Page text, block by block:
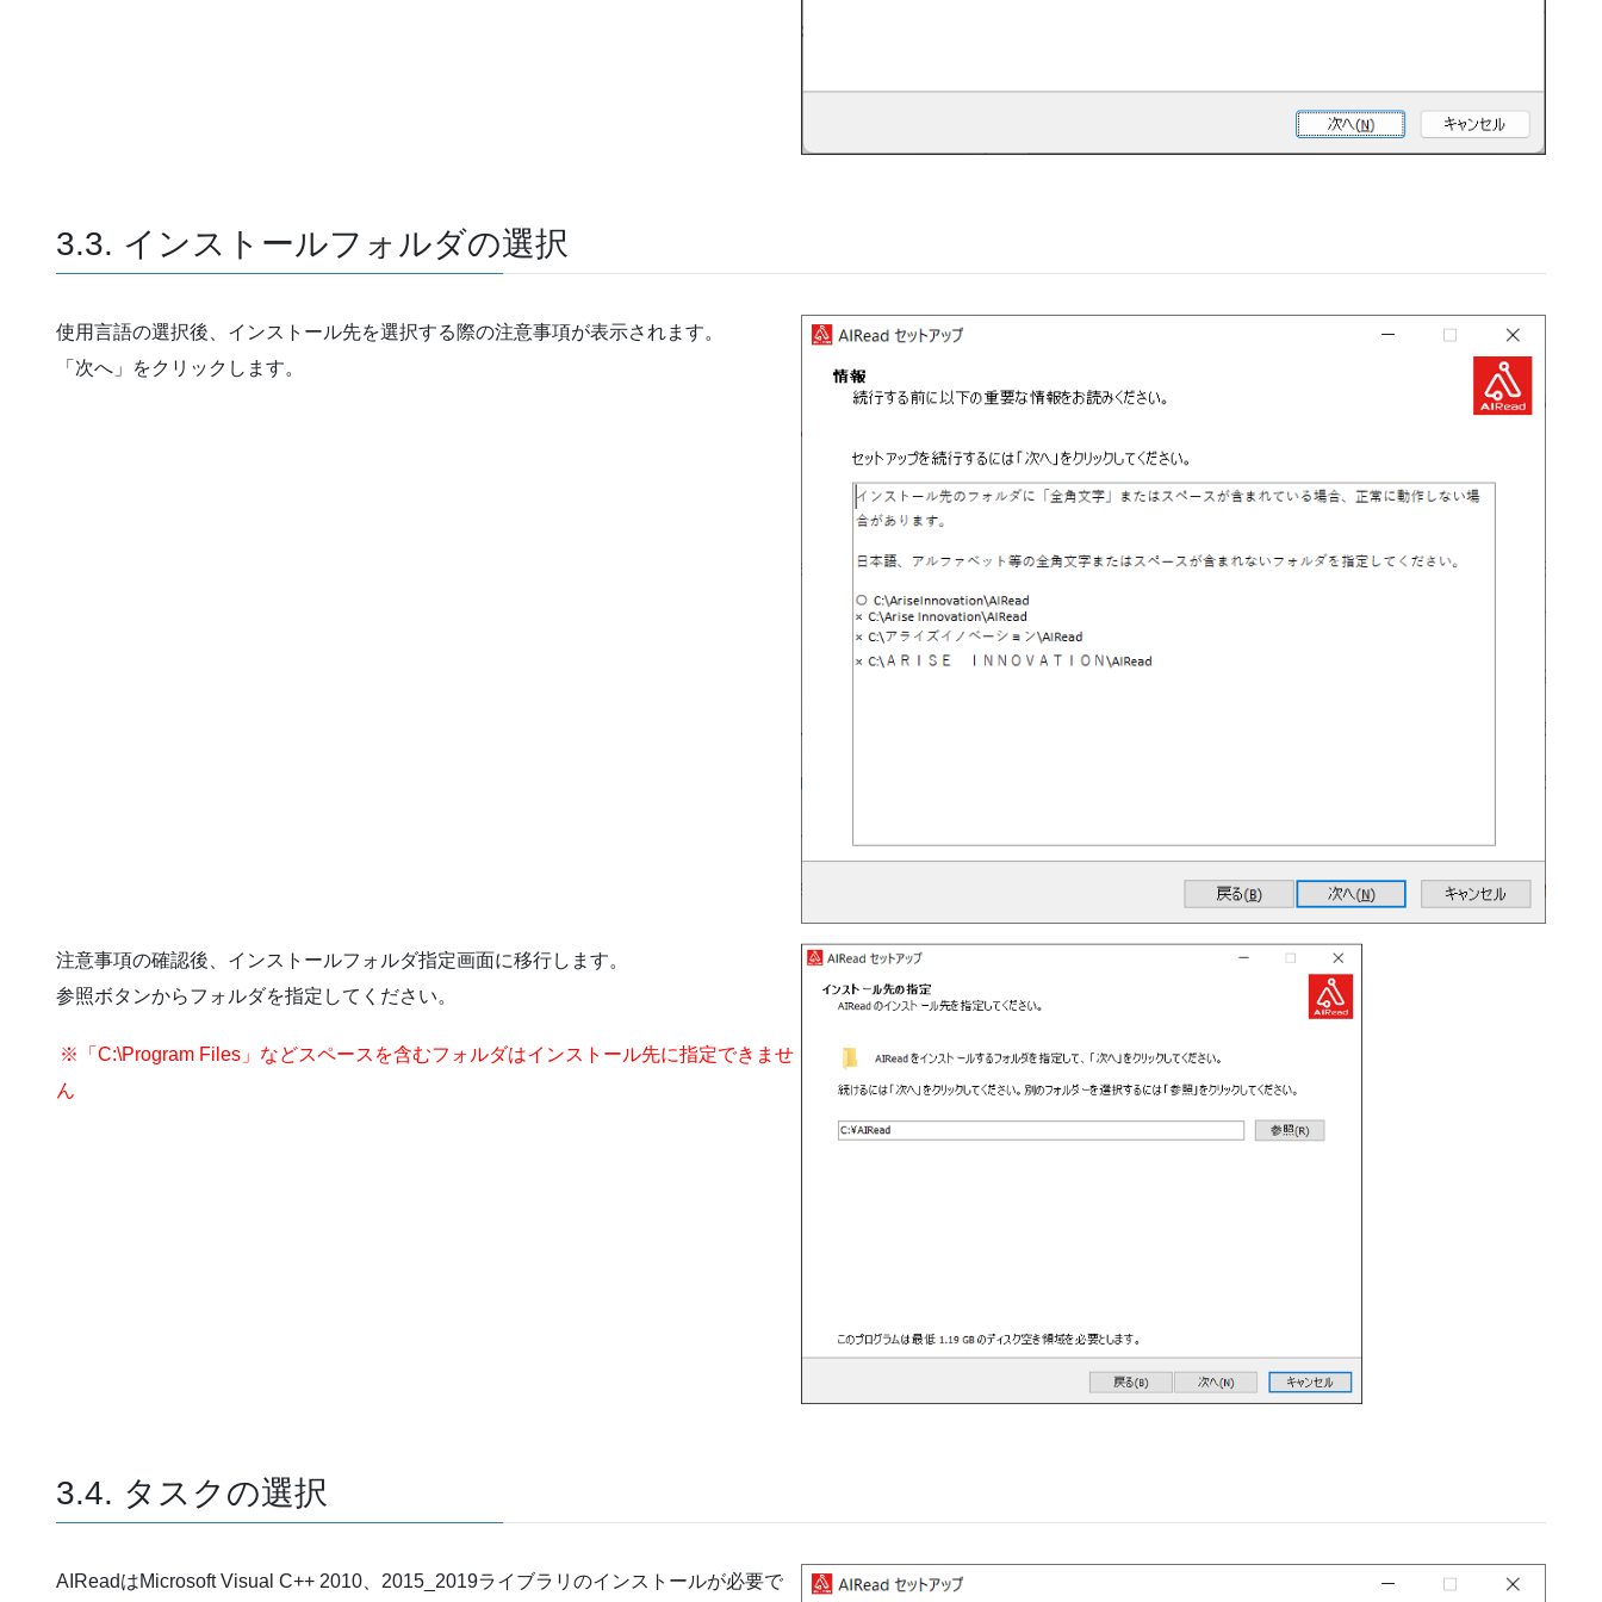
3.3. インストールフォルダの選択
使用言語の選択後、インストール先を選択する際の注意事項が表示されます。
「次へ」をクリックします。
注意事項の確認後、インストールフォルダ指定画面に移行します。
参照ボタンからフォルダを指定してください。
※「C:\Program Files」などスペースを含むフォルダはインストール先に指定できませ
ん
3.4. タスクの選択
AIReadはMicrosoft Visual C++ 2010、2015_2019ライブラリのインストールが必要で